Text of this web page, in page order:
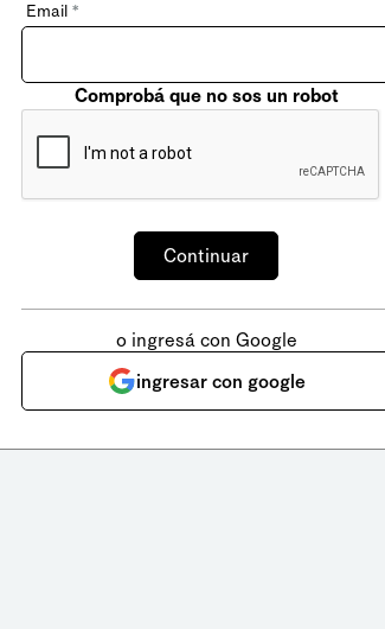
Email *
Comprobá que no sos un robot
o ingresá con Google
ingresar con google